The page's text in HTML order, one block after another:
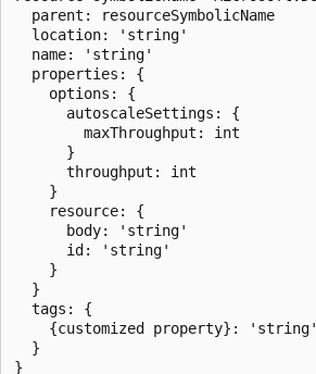
  parent: resourceSymbolicName
  location: 'string'
  name: 'string'
  properties: {
    options: {
      autoscaleSettings: {
        maxThroughput: int
      }
      throughput: int
    }
    resource: {
      body: 'string'
      id: 'string'
    }
  }
  tags: {
    {customized property}: 'string'
  }